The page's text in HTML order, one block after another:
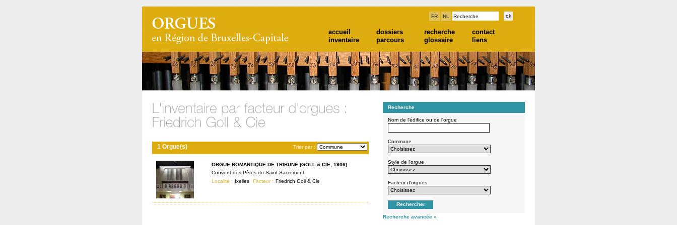
FR NL
accueil dossiers recherche
contact
inventaire
parcours glossaire liens
Trier par :
1 Orgue(s)
ORGUE ROMANTIQUE DE TRIBUNE (GOLL & CIE, 1906)
Couvent des Pères du Saint-Sacrement
Localité : Ixelles Facteur : Friedrich Goll & Cie
Recherche
Nom de l'édifice ou de l'orgue
Commune
Style de l'orgue
Facteur d'orgues
Recherche avancée »